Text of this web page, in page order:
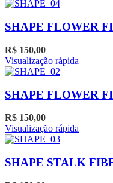
SHAPE FLOWER
R$ 150,00
Visualização rápida
SHAPE FLOWER
R$ 150,00
Visualização rápida
SHAPE STALK